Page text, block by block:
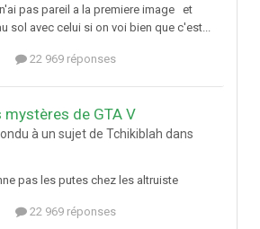
pas pareil a la premiere image et
sol avec celui si on voi bien que c'est...
22 969 réponses
mystères de GTA V
à un sujet de Tchikiblah dans
pas les putes chez les altruiste
22 969 réponses